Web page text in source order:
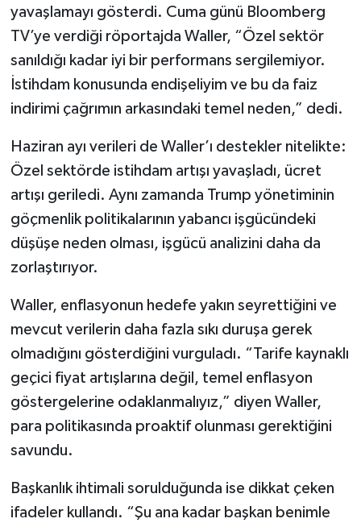
yavaşlamayı gösterdi. Cuma günü Bloomberg
TV’ye verdiği röportajda Waller, “Özel sektör
sanıldığı kadar iyi bir performans sergilemiyor.
İstihdam konusunda endişeliyim ve bu da faiz
indirimi çağrımın arkasındaki temel neden,” dedi.
Haziran ayı verileri de Waller’ı destekler nitelikte:
Özel sektörde istihdam artışı yavaşladı, ücret
artışı geriledi. Aynı zamanda Trump yönetiminin
göçmenlik politikalarının yabancı işgücündeki
düşüşe neden olması, işgücü analizini daha da
zorlaştırıyor.
Waller, enflasyonun hedefe yakın seyrettiğini ve
mevcut verilerin daha fazla sıkı duruşa gerek
olmadığını gösterdiğini vurguladı. “Tarife kaynaklı
geçici fiyat artışlarına değil, temel enflasyon
göstergelerine odaklanmalıyız,” diyen Waller,
para politikasında proaktif olunması gerektiğini
savundu.
Başkanlık ihtimali sorulduğunda ise dikkat çeken
ifadeler kullandı. “Şu ana kadar başkan benimle